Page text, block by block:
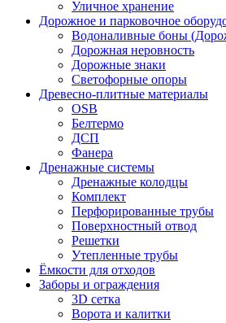
Уличное хранение
Дорожное и парковочное
Водоналивные боны
Дорожная неровность
Дорожные знаки
Светофорные опоры
Древесно-плитные материалы
OSB
Белтермо
ДСП
Фанера
Дренажные системы
Дренажные колодцы
Комплект
Перфорированные трубы
Поверхностный отвод
Решетки
Утепленные трубы
Ёмкости для отходов
Заборы и ограждения
3D сетка
Ворота и калитки